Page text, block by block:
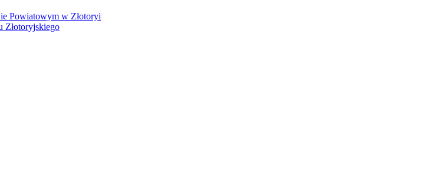
Powiatowym w Złotoryi
Złotoryjskiego